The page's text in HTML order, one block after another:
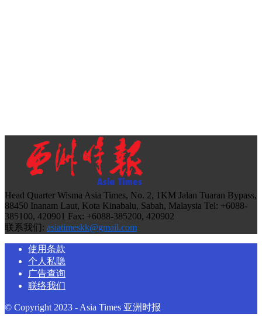
Head Quarter Wisma Asia Times, No. 2, 1KM Jalan Tuaran Bypass,
88450 Inanam Laut, Kota Kinabalu, Sabah, Malaysia Tel: +6088-
385100, 420901 Fax: +6088-385200, 420902
联系我们: asiatimeskk@gmail.com
使用条款
个人私隐
广告查询
联络我们
© Copyright 2023 - Asia Times 亚洲时报